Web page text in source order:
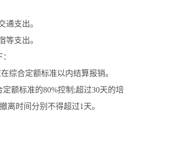
通支出。
等支出。
合定额标准以内结算报销。
额标准的80%控制;超过30天的培
离时间分别不得超过1天。